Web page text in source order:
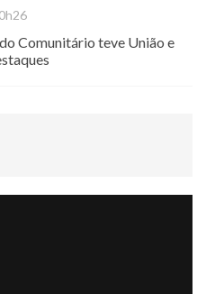
Comunitário teve União e